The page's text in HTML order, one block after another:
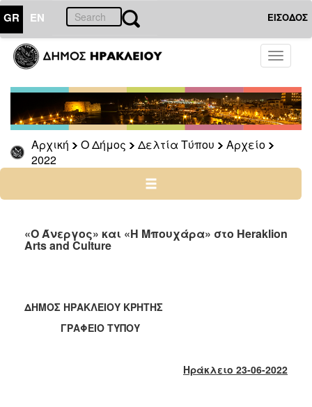
GR EN ΕΙΣΟΔΟΣ
Toggle
Αρχική Ο Δήμος Δελτία Τύπου
Αρχείο
2022
ΔΗΜΟΣ
Δελτία
Τύπου
Αρχείο
2026
2025
2022
2021
2018
2017
«Ο Άνεργος» και «Η Μπουχάρα» στο Heraklion
Arts and Culture
ΔΗΜΟΣ ΗΡΑΚΛΕΙΟΥ ΚΡΗΤΗΣ
ΓΡΑΦΕΙΟ ΤΥΠΟΥ
Ηράκλειο 23-06-2022